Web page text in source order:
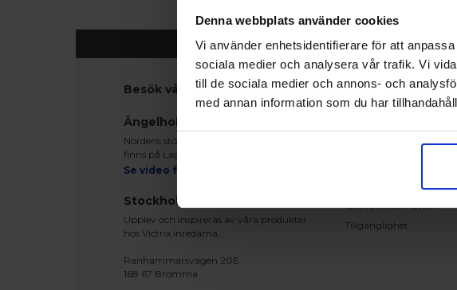
Denna webbplats använder cookies
Vi använder enhetsidentifierare för att
sociala medier och analysera vår trafik. Vi
till de sociala medier och annons- och
med annan information som du har
Besök våra utställningar
Ängelholm
Nordens största fönsterutställning
finns på Lagegatan 24 i Ängelholm
Se video från vårt showroom
Stockholm
Upplev och inspireras av våra produkter
hos Victrix inredarna.
Ranhammarsvägen 20E
168 67 Bromma
Kundservice
Kontakta oss
Beställning och offert
Monteringsanvisningar
Teknisk information
Tillgänglighet